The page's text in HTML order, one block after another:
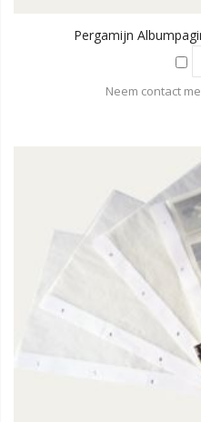
Pergamijn
Neem contact